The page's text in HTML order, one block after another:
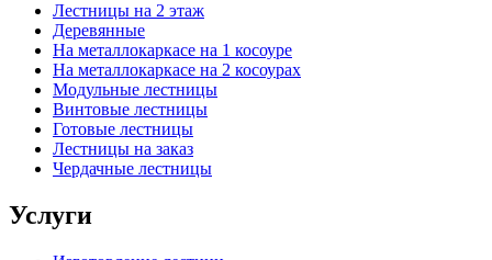
Лестницы на 2 этаж
Деревянные
На металлокаркасе на 1 косоуре
На металлокаркасе на 2 косоурах
Модульные лестницы
Винтовые лестницы
Готовые лестницы
Лестницы на заказ
Чердачные лестницы
Услуги